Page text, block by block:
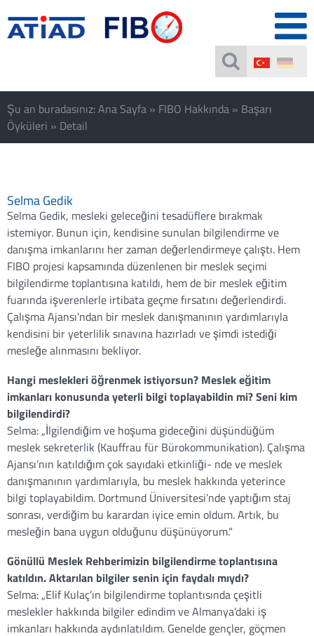
Şu an buradasınız:Ana Sayfa » FIBO Hakkında » Başarı
Öyküleri » Detail
Selma Gedik
Selma Gedik, mesleki geleceğini tesadüflere bırakmak
istemiyor. Bunun için, kendisine sunulan bilgilendirme ve
danışma imkanlarını her zaman değerlendirmeye çalıştı. Hem
FIBO projesi kapsamında düzenlenen bir meslek seçimi
bilgilendirme toplantısına katıldı, hem de bir meslek eğitim
fuarında işverenlerle irtibata geçme fırsatını değerlendirdi.
Çalışma Ajansı’ndan bir meslek danışmanının yardımlarıyla
kendisini bir yeterlilik sınavına hazırladı ve şimdi istediği
mesleğe alınmasını bekliyor.
Hangi meslekleri öğrenmek istiyorsun? Meslek eğitim
imkanları konusunda yeterli bilgi toplayabildin mi? Seni kim
bilgilendirdi?
Selma:„İlgilendiğim ve hoşuma gideceğini düşündüğüm
meslek sekreterlik (Kauffrau für Bürokommunikation). Çalışma
Ajansı’nın katıldığım çok sayıdaki etkinliği- nde ve meslek
danışmanının yardımlarıyla, bu meslek hakkında yeterince
bilgi toplayabildim. Dortmund Üniversitesi’nde yaptığım staj
sonrası, verdiğim bu karardan iyice emin oldum. Artık, bu
mesleğin bana uygun olduğunu düşünüyorum.“
Gönüllü Meslek Rehberimizin bilgilendirme toplantısına
katıldın. Aktarılan bilgiler senin için faydalı mıydı?
Selma: „Elif Kulaç’ın bilgilendirme toplantısında çeşitli
meslekler hakkında bilgiler edindim ve Almanya’daki iş
imkanları hakkında aydınlatıldım. Genelde gençler, göçmen